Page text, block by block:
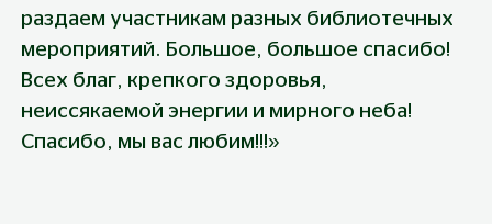
раздаем участникам разных библиотечных
мероприятий. Большое, большое спасибо!
Всех благ, крепкого здоровья,
неиссякаемой энергии и мирного неба!
Спасибо, мы вас любим!!!»